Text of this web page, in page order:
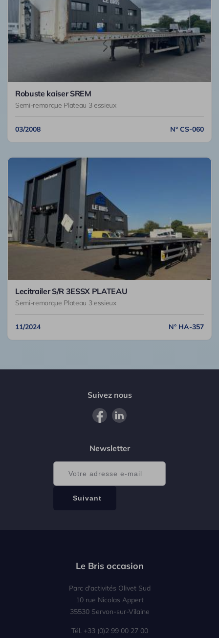
Robuste kaiser SREM
Semi-remorque Plateau 3 essieux
03/2008 N° CS-060
Lecitrailer S/R 3ESSX PLATEAU
Semi-remorque Plateau 3 essieux
11/2024 N° HA-357
Suivez nous
Newsletter
Le Bris occasion
Parc d'activités Olivet Sud
10 rue Nicolas Appert
35530 Servon-sur-Vilaine
Tél. +33 (0)2 99 00 27 00